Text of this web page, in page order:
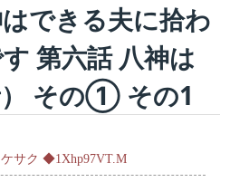
できる夫に拾わ
第六話 八神は
その① その1
ケサク ◆1Xhp97VT.M